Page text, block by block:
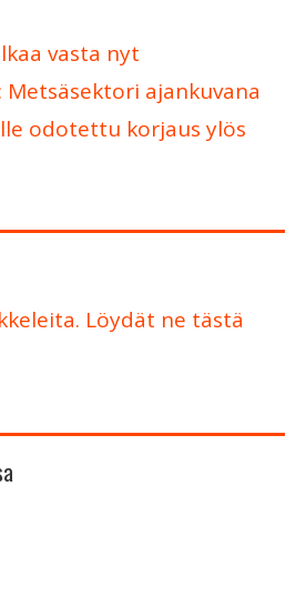
vasta nyt
Metsäsektori ajankuvana
odotettu korjaus ylös
Löydät ne tästä